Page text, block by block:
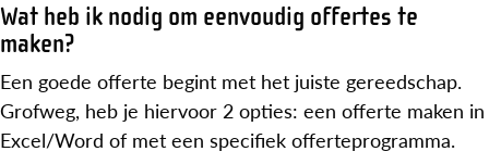
Wat heb ik nodig om eenvoudig offertes te
maken?
Een goede offerte begint met het juiste gereedschap.
Grofweg, heb je hiervoor 2 opties: een offerte maken in
Excel/Word of met een specifiek offerteprogramma.